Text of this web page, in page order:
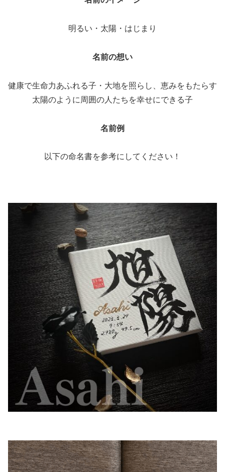
明るい・太陽・はじまり
名前の想い
健康で生命力あふれる子・大地を照らし、恵みをもたらす
太陽のように周囲の人たちを幸せにできる子
名前例
以下の命名書を参考にしてください！